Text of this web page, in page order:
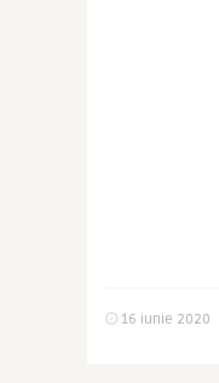
16 iunie 2020